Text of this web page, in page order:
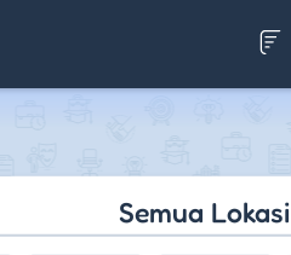
Semua Lokasi